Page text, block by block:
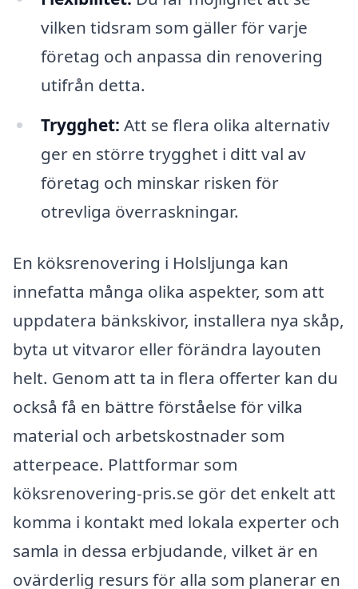
vilken tidsram som gäller för varje
företag och anpassa din renovering
utifrån detta.
Trygghet: Att se flera olika alternativ
ger en större trygghet i ditt val av
företag och minskar risken för
otrevliga överraskningar.
En köksrenovering i Holsljunga kan
innefatta många olika aspekter, som att
uppdatera bänkskivor, installera nya skåp,
byta ut vitvaror eller förändra layouten
helt. Genom att ta in flera offerter kan du
också få en bättre förståelse för vilka
material och arbetskostnader som
atterpeace. Plattformar som
köksrenovering-pris.se gör det enkelt att
komma i kontakt med lokala experter och
samla in dessa erbjudande, vilket är en
ovärderlig resurs för alla som planerar en